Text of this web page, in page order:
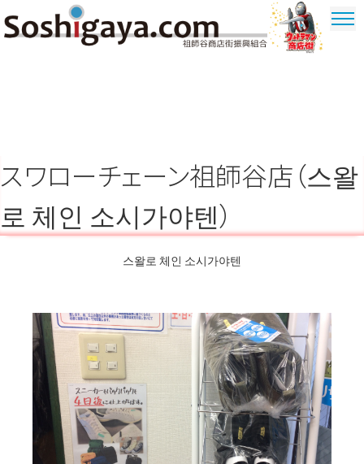
スワローチェーン祖師谷店（스왈
로 체인 소시가야텐）
스왈로 체인 소시가야텐